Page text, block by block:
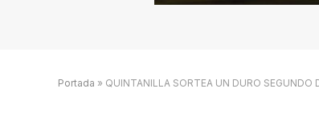
Portada » QUINTANILLA SORTEA UN DURO SEGUNDO